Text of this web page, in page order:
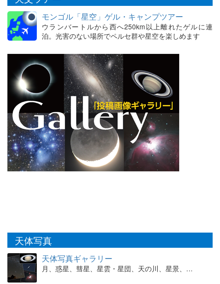
モンゴル「星空」ゲル・キャンプツアー
ウランバートルから西へ250km以上離れたゲルに連
泊。光害のない場所でペルセ群や星空を楽しめます
天体写真
天体写真ギャラリー
月、惑星、彗星、星雲・星団、天の川、星景、…